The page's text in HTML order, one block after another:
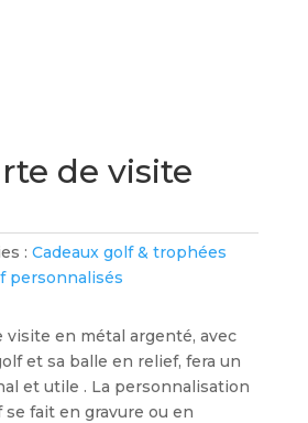
de visite
: Cadeaux golf & trophées
personnalisés
visite en métal argenté, avec
et sa balle en relief, fera un
et utile . La personnalisation
se fait en gravure ou en